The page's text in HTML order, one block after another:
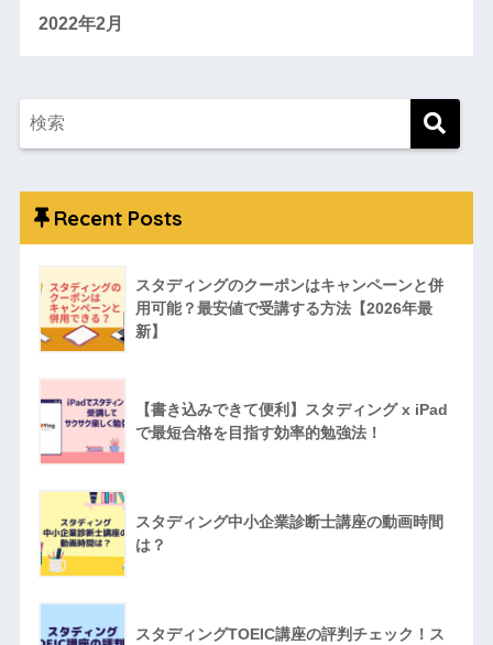
2022年2月
Recent Posts
スタディングのクーポンはキャンペーンと併
用可能？最安値で受講する方法【2026年最
新】
【書き込みできて便利】スタディング x iPad
で最短合格を目指す効率的勉強法！
スタディング中小企業診断士講座の動画時間
は？
スタディングTOEIC講座の評判チェック！ス